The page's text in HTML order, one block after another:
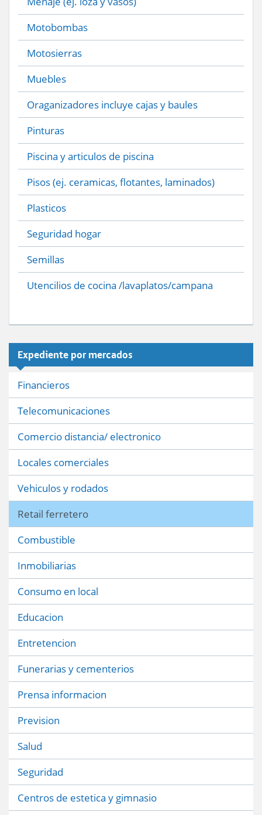
Motobombas
Motosierras
Muebles
Oraganizadores incluye cajas y baules
Pinturas
Piscina y articulos de piscina
Pisos (ej. ceramicas, flotantes, laminados)
Plasticos
Seguridad hogar
Semillas
Utencilios de cocina /lavaplatos/campana
Expediente por mercados
Financieros
Telecomunicaciones
Comercio distancia/ electronico
Locales comerciales
Vehiculos y rodados
Retail ferretero
Combustible
Inmobiliarias
Consumo en local
Educacion
Entretencion
Funerarias y cementerios
Prensa informacion
Prevision
Salud
Seguridad
Centros de estetica y gimnasio